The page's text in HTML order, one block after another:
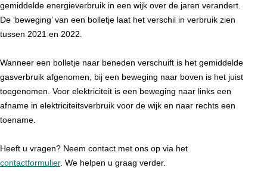
gemiddelde energieverbruik in een wijk over de jaren verandert.
De ‘beweging’ van een bolletje laat het verschil in verbruik zien
tussen 2021 en 2022.
Wanneer een bolletje naar beneden verschuift is het gemiddelde
gasverbruik afgenomen, bij een beweging naar boven is het juist
toegenomen. Voor elektriciteit is een beweging naar links een
afname in elektriciteitsverbruik voor de wijk en naar rechts een
toename.
Heeft u vragen? Neem contact met ons op via het
contactformulier. We helpen u graag verder.